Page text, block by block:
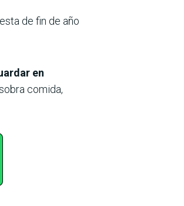
de fin de año
en
comida,